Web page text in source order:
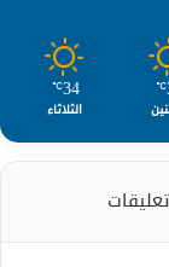
℃
34
℃
الثلاثاء
تعليقات